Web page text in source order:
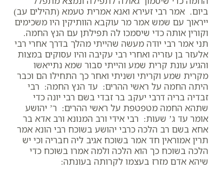
ביום. אמר רבי זעירא ואנא אמרית טעמא (תהילים עב)
ייראוך עם שמש אמר מר עוקבא הוותיקין היו משכימים
וקורין אותה כדי שיסמכו לה תפילתן עם הנץ החמה.
תני אמר רבי יודה מעשה שהייתי מהלך בדרך אחרי רבי
אלעזר בן עזריה ואחרי רבי עקיבה והיו עסוקים במצות
והגיע עונת קרית שמע והייתי סבור שמא נתייאשו
מקרית שמע וקריתי ושניתי ואחר כך התחילו הם וכבר
היתה החמה על ראשי ההרים: עד הנץ החמה: רבי
זבדיה בריה דרבי יעקב בר זבדי בשם רבי יונה כדי
שתהא החמה מטפטפת על ראשי ההרים: ר’ יהושע
אומר עד ג’ שעות: רבי אידי ורב המנונא ורב אדא בר
אחא בשם רב הלכה כרבי יהושע בשוכח רבי הונא אמר
תרין אמוראין חד אמר בשוכח אגיב ליה חבריה וכי יש
הלכה בשוכח כך הוא הלכה ולמה אמרו בשוכח כדי
שיהא אדם מזרז בעצמו לקרותה בעונתה: